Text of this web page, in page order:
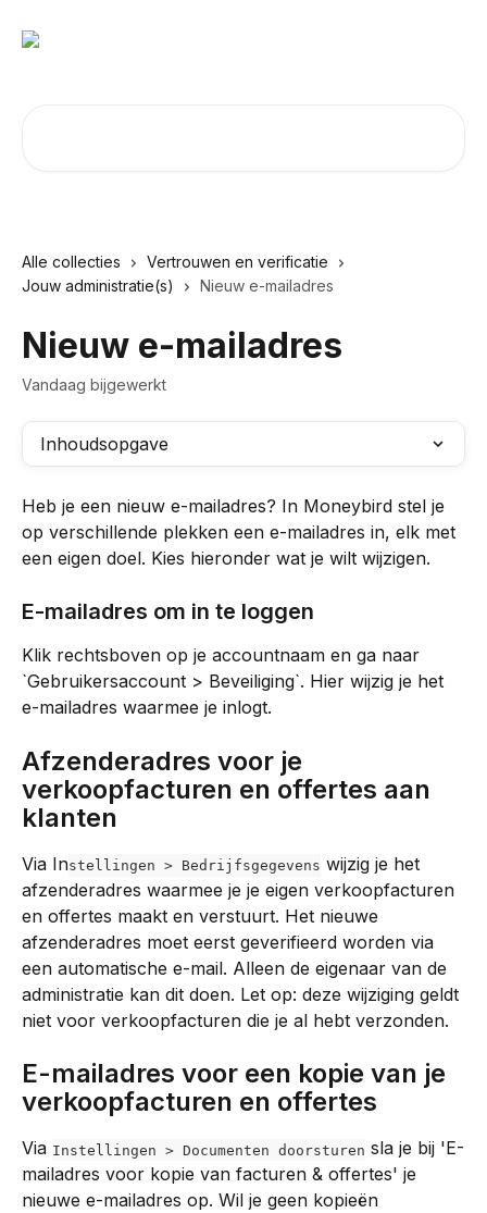
Alle collecties
Vertrouwen en verificatie
Jouw administratie(s)
Nieuw e-mailadres
Nieuw e-mailadres
Vandaag bijgewerkt
Inhoudsopgave
Heb je een nieuw e-mailadres? In Moneybird stel je
op verschillende plekken een e-mailadres in, elk met
een eigen doel. Kies hieronder wat je wilt wijzigen.
E-mailadres om in te loggen
Klik rechtsboven op je accountnaam en ga naar
`Gebruikersaccount > Beveiliging`. Hier wijzig je het
e-mailadres waarmee je inlogt.
Afzenderadres voor je
verkoopfacturen en offertes aan
klanten
Via Instellingen > Bedrijfsgegevens wijzig je het
afzenderadres waarmee je je eigen verkoopfacturen
en offertes maakt en verstuurt. Het nieuwe
afzenderadres moet eerst geverifieerd worden via
een automatische e-mail. Alleen de eigenaar van de
administratie kan dit doen. Let op: deze wijziging geldt
niet voor verkoopfacturen die je al hebt verzonden.
E-mailadres voor een kopie van je
verkoopfacturen en offertes
Via Instellingen > Documenten doorsturen sla je bij 'E-
mailadres voor kopie van facturen & offertes' je
nieuwe e-mailadres op. Wil je geen kopieën